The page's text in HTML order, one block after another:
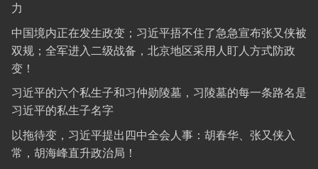
力
中国境内正在发生政变；习近平捂不住了急急宣布张又侠被
双规；全军进入二级战备，北京地区采用人盯人方式防政
变！
习近平的六个私生子和习仲勋陵墓，习陵墓的每一条路名是
习近平的私生子名字
以拖待变，习近平提出四中全会人事：胡春华、张又侠入
常，胡海峰直升政治局！